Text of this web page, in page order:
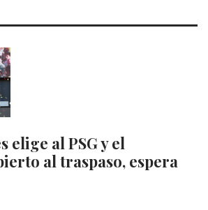
elige al PSG y el
al traspaso, espera